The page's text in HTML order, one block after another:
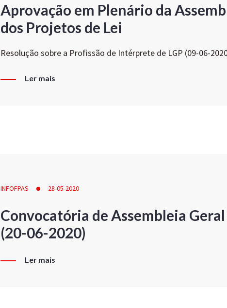
Aprovação em Plenário da
dos Projetos de Lei
Resolução sobre a Profissão de Intérprete de LGP (09-06-
Ler mais
INFOFPAS 28-05-2020
Convocatória de Assembleia
(20-06-2020)
Ler mais